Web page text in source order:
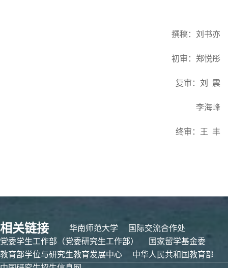
撰稿：刘书亦
初审：郑悦彤
复审：刘 震
李海峰
终审：王 丰
相关链接 华南师范大学
国际交流合作处
党委学生工作部（党委研究生工作部）
国家留学基金委
教育部学位与研究生教育发展中心
中华人民共和国教育部